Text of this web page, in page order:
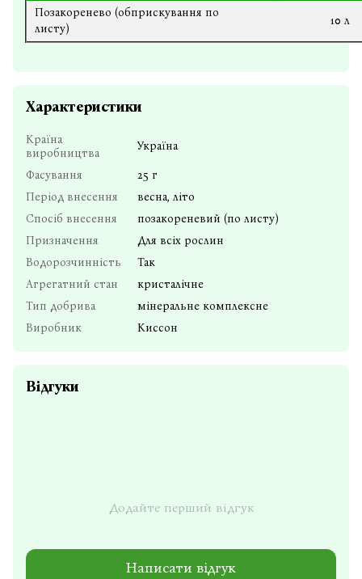
Позакоренево (обприскування по
листу)
10 л
Характеристики
Країна
виробництва
Україна
Фасування
25 г
Період внесення
весна, літо
Спосіб внесення
позакореневий (по листу)
Призначення
Для всіх рослин
Водорозчинність
Так
Агрегатний стан
кристалічне
Тип добрива
мінеральне комплексне
Виробник
Киссон
Відгуки
Додайте перший відгук
Написати відгук